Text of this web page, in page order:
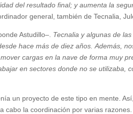
del resultado final; y aumenta la
general, también de Tecnalia,
Astudillo–. Tecnalia y algunas de
hace más de diez años. Además,
cargas en la nave de forma muy
en sectores donde no se utilizaba,
un proyecto de este tipo en mente.
cabo la coordinación por varias